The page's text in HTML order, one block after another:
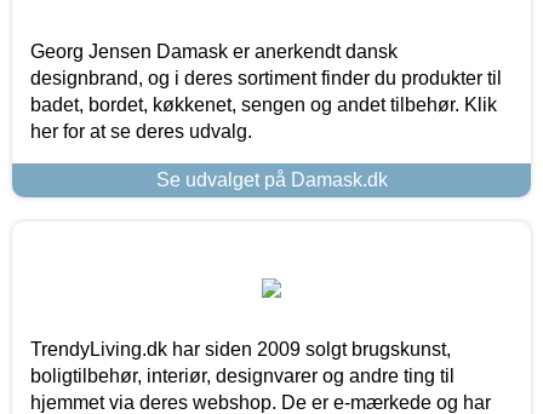
Georg Jensen Damask er anerkendt dansk
designbrand, og i deres sortiment finder du produkter til
badet, bordet, køkkenet, sengen og andet tilbehør. Klik
her for at se deres udvalg.
Se udvalget på Damask.dk
TrendyLiving.dk har siden 2009 solgt brugskunst,
boligtilbehør, interiør, designvarer og andre ting til
hjemmet via deres webshop. De er e-mærkede og har